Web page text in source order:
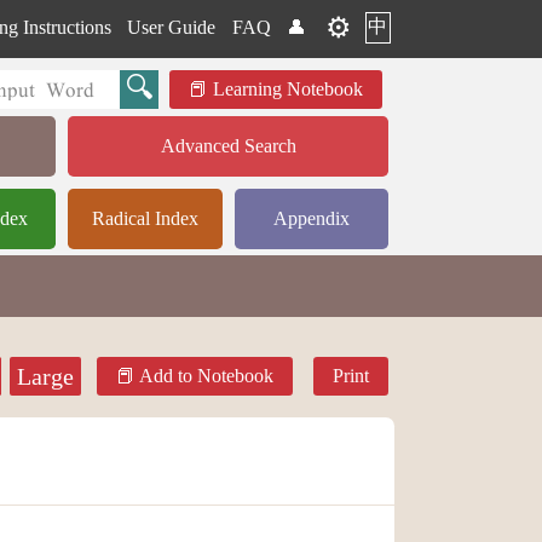
Instructions User Guide FAQ 👤 ⚙️ 中
Learning Notebook
Advanced Search
Radical Index Appendix
Large Add to Notebook Print